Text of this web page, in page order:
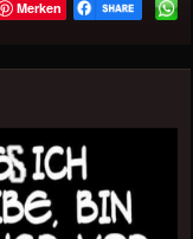
Merken